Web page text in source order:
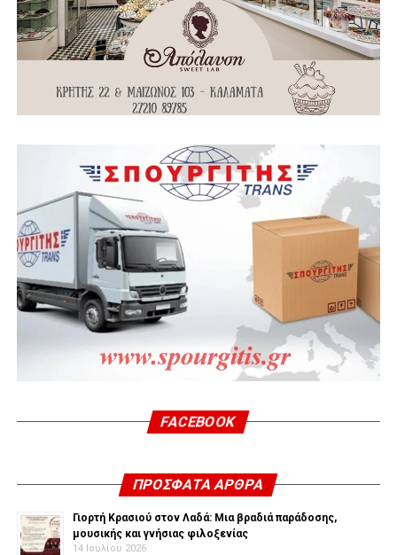
FACEBOOK
ΠΡΌΣΦΑΤΑ ΆΡΘΡΑ
Γιορτή Κρασιού στον Λαδά: Μια βραδιά παράδοσης,
μουσικής και γνήσιας φιλοξενίας
14 Ιουλίου 2026